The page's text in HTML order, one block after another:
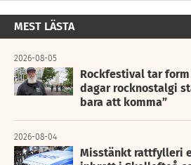
MEST LÄSTA
2026-08-05
Rockfestival tar
dagar rocknostalgi
bara att komma”
2026-08-04
Misstänkt rattfylleri